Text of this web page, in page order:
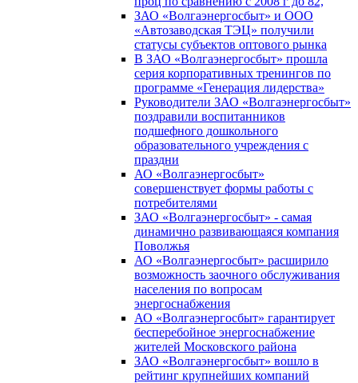
ЗАО «Волгаэнергосбыт» и ООО
«Автозаводская ТЭЦ» получили
статусы субъектов оптового рынка
В ЗАО «Волгаэнергосбыт» прошла
серия корпоративных тренингов по
программе «Генерация лидерства»
Руководители ЗАО «Волгаэнергосбыт»
поздравили воспитанников
подшефного дошкольного
образовательного учреждения с
праздни
АО «Волгаэнергосбыт»
совершенствует формы работы с
потребителями
ЗАО «Волгаэнергосбыт» - самая
динамично развивающаяся компания
Поволжья
АО «Волгаэнергосбыт» расширило
возможность заочного обслуживания
населения по вопросам
энергоснабжения
АО «Волгаэнергосбыт» гарантирует
бесперебойное энергоснабжение
жителей Московского района
ЗАО «Волгаэнергосбыт» вошло в
рейтинг крупнейших компаний